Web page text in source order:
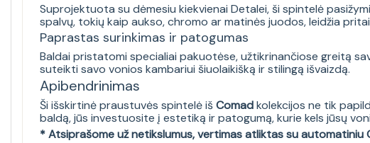
Suprojektuota su dėmesiu kiekvienai Detalei, ši spintelė
spalvų, tokių kaip aukso, chromo ar matinės juodos, leidžia
Paprastas surinkimas ir patogumas
Baldai pristatomi specialiai pakuotėse, užtikrinančiose greitą
suteikti savo vonios kambariui šiuolaikišką ir stilingą išvaizdą.
Apibendrinimas
Ši išskirtinė praustuvės spintelė išComadkolekcijos ne tik
baldą, jūs investuosite į estetiką ir patogumą, kurie kels jūsų
* Atsiprašome už netikslumus, vertimas atliktas su automatiniu